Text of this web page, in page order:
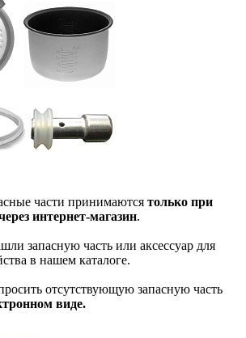
части принимаются только при
интернет-магазин.
запасную часть или аксессуар для
в нашем каталоге.
отсутствующую запасную часть
виде.